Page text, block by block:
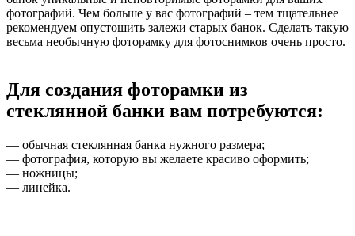
фотографий. Чем больше у вас фотографий – тем тщательнее
рекомендуем опустошить залежи старых банок. Сделать такую
весьма необычную фоторамку для фотоснимков очень просто.
Для создания фоторамки из
стеклянной банки вам потребуются:
— обычная стеклянная банка нужного размера;
— фотография, которую вы желаете красиво оформить;
— ножницы;
— линейка.